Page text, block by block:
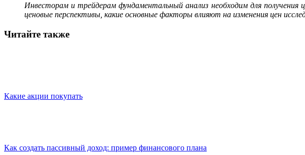
Инвесторам и трейдерам фундаментальный анализ необходим для
ценовые перспективы, какие основные факторы влияют на изменения цен
Читайте также
Какие акции покупать
Как создать пассивный доход: пример финансового плана